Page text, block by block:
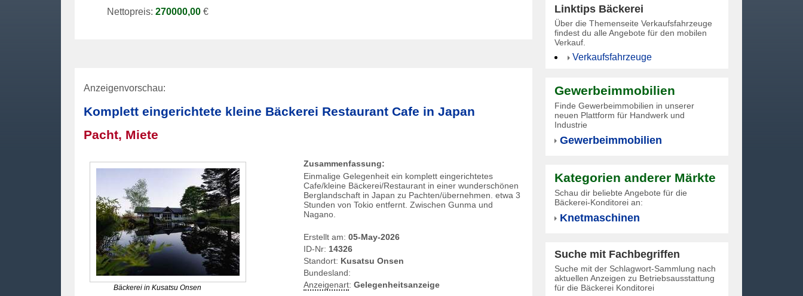
Linktips Bäckerei
Über die Themenseite Verkaufsfahrzeuge
findest du alle Angebote für den mobilen
Verkauf.
Verkaufsfahrzeuge
Gewerbeimmobilien
Finde Gewerbeimmobilien in unserer
neuen Plattform für Handwerk und
Industrie
Gewerbeimmobilien
Kategorien anderer Märkte
Schau dir beliebte Angebote für die
Bäckerei-Konditorei an:
Knetmaschinen
Suche mit Fachbegriffen
Suche mit der Schlagwort-Sammlung nach
aktuellen Anzeigen zu Betriebsausstattung
für die Bäckerei Konditorei
Nettopreis: 270000,00€
Anzeigenvorschau:
Komplett eingerichtete kleine Bäckerei Restaurant Cafe in Japan
Pacht, Miete
Bäckerei in Kusatsu Onsen
Zusammenfassung:
Einmalige Gelegenheit ein komplett eingerichtetes
Cafe/kleine Bäckerei/Restaurant in einer wunderschönen
Berglandschaft in Japan zu Pachten/übernehmen. etwa 3
Stunden von Tokio entfernt. Zwischen Gunma und
Nagano.
Erstellt am: 05-May-2026
ID-Nr: 14326
Standort: Kusatsu Onsen
Bundesland:
Anzeigenart: Gelegenheitsanzeige